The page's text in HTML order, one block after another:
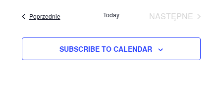
zaprasza
widzów
PoprzednieEvents Today
NASTĘPNE
SUBSCRIBE TO CALENDAR